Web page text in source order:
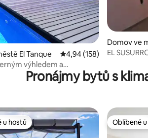
5, 116 hodnocení
El Tanque Průměrné hodnocení
4,94 (158)
výhledem a
bazénem
Domov ve
e la Rambla
EL
Pronájmy bytů s
Oblíbené u hostů
u hostů Oblíbené
Oblíbené